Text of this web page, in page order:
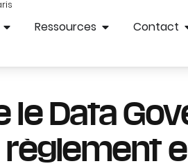
Ressources Contact
le Data
règlement